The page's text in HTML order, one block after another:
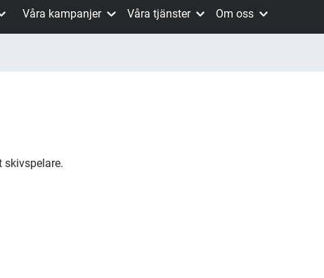
Våra kampanjer Våra tjänster Om oss
skivspelare.